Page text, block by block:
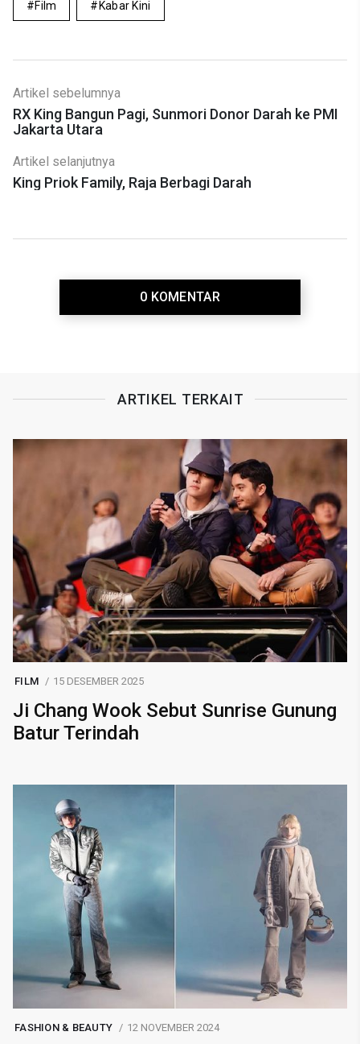
Film Kabar Kini
Artikel sebelumnya
RX King Bangun Pagi, Sunmori Donor Darah ke PMI
Jakarta Utara
Artikel selanjutnya
King Priok Family, Raja Berbagi Darah
0 KOMENTAR
ARTIKEL TERKAIT
FILM 15 DESEMBER 2025
Ji Chang Wook Sebut Sunrise Gunung
Batur Terindah
FASHION & BEAUTY 12 NOVEMBER 2024